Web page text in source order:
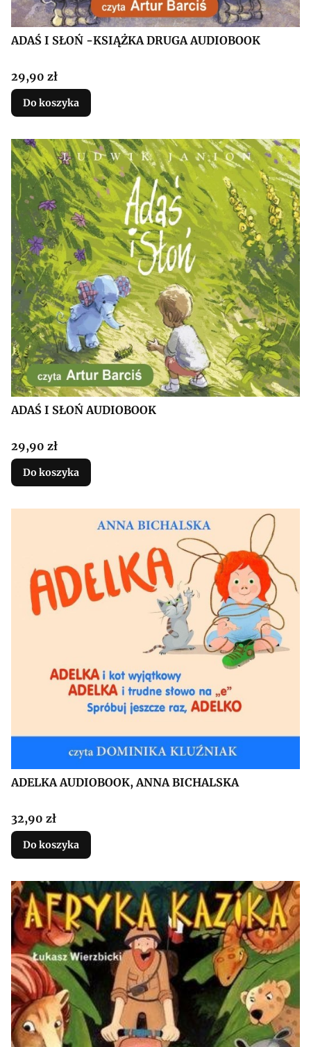
ADAŚ I SŁOŃ -KSIĄŻKA DRUGA AUDIOBOOK
Cena
29,90 zł
Do koszyka
ADAŚ I SŁOŃ AUDIOBOOK
Cena
29,90 zł
Do koszyka
ADELKA AUDIOBOOK, ANNA BICHALSKA
Cena
32,90 zł
Do koszyka